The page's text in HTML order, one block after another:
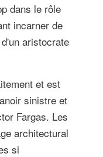
dans le rôle
incarner de
aristocrate
et est
sinistre et
Fargas. Les
architectural
si